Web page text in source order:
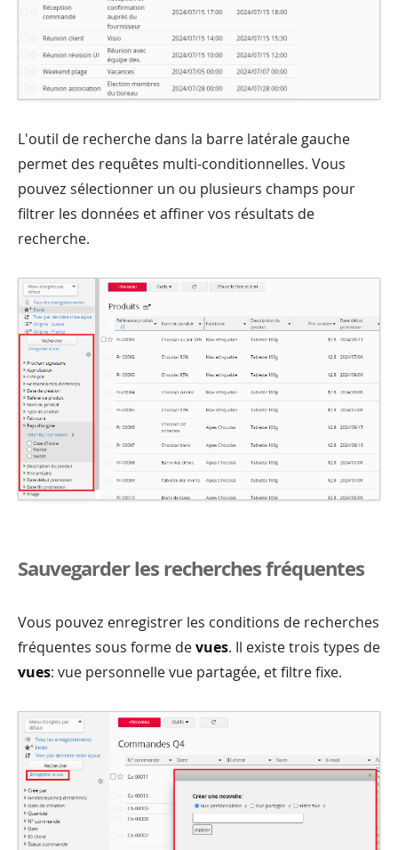
L'outil de recherche dans la barre latérale gauche
permet des requêtes multi-conditionnelles. Vous
pouvez sélectionner un ou plusieurs champs pour
filtrer les données et affiner vos résultats de
recherche.
Sauvegarder les recherches fréquentes
Vous pouvez enregistrer les conditions de recherches
fréquentes sous forme devues. Il existe trois types de
vues: vue personnelle vue partagée, et filtre fixe.